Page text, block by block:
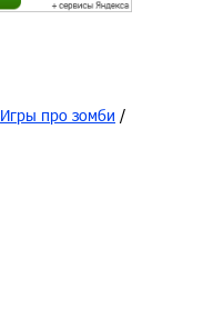
Игры про зомби /